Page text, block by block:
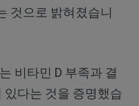
것으로 밝혀졌습니
비타민 D 부족과 결
있다는 것을 증명했습